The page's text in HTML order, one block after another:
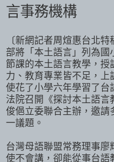
言事務機構
〔新網記者周煊惠台北
部將「本土語言」列為國
節課的本土語言教學，授
力、教育專業皆不足，上
使花了小學六年學習了台
法院召開《探討本土語言
俊俋立委聯合主辦，邀請
一議題。
台灣母語聯盟常務理事廖
使不會講，卻能從事台語